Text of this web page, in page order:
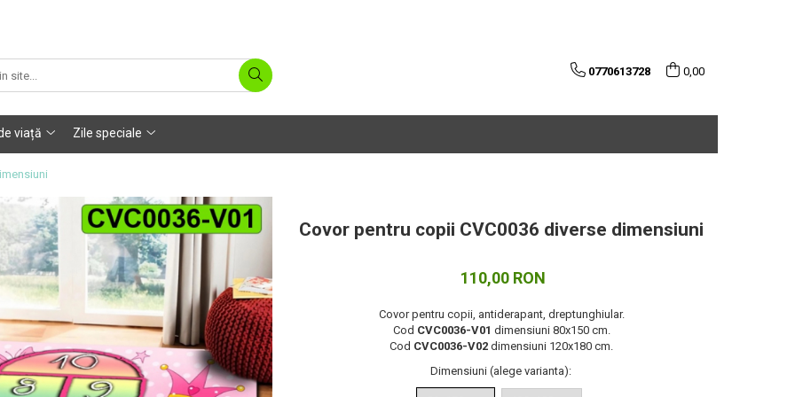
0770613728 0,00
viață Zile speciale
Covor pentru copii CVC0036 diverse dimensiuni
110,00 RON
Covor pentru copii, antiderapant, dreptunghiular.
Cod CVC0036-V01 dimensiuni 80x150 cm.
Cod CVC0036-V02 dimensiuni 120x180 cm.
Dimensiuni (alege varianta):